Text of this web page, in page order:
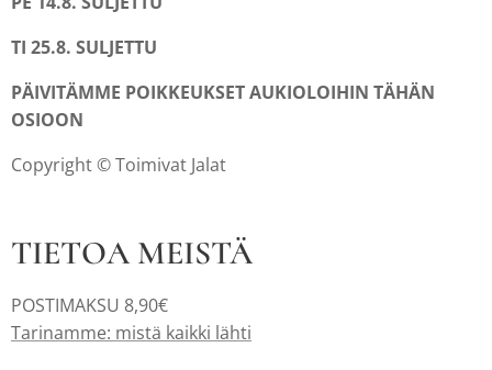
TI 25.8. SULJETTU
PÄIVITÄMME POIKKEUKSET AUKIOLOIHIN TÄHÄN
OSIOON
Copyright © Toimivat Jalat
TIETOA MEISTÄ
POSTIMAKSU 8,90€
Tarinamme: mistä kaikki lähti